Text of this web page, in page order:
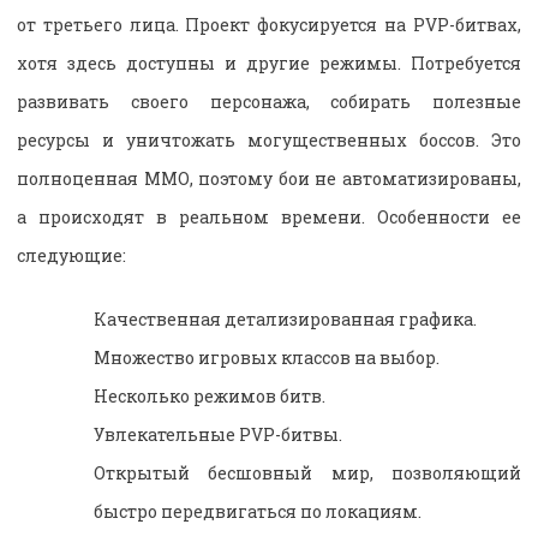
от третьего лица. Проект фокусируется на PVP-битвах,
хотя здесь доступны и другие режимы. Потребуется
развивать своего персонажа, собирать полезные
ресурсы и уничтожать могущественных боссов. Это
полноценная ММО, поэтому бои не автоматизированы,
а происходят в реальном времени. Особенности ее
следующие:
Качественная детализированная графика.
Множество игровых классов на выбор.
Несколько режимов битв.
Увлекательные PVP-битвы.
Открытый бесшовный мир, позволяющий
быстро передвигаться по локациям.